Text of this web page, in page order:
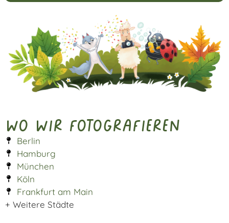
Wo wir fotografieren
Berlin
Hamburg
München
Köln
Frankfurt am Main
+ Weitere Städte